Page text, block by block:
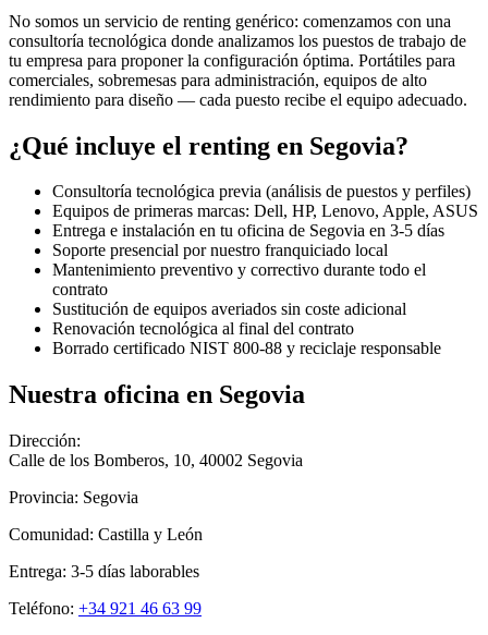
No somos un servicio de renting genérico: comenzamos con una
consultoría tecnológica donde analizamos los puestos de trabajo de
tu empresa para proponer la configuración óptima. Portátiles para
comerciales, sobremesas para administración, equipos de alto
rendimiento para diseño — cada puesto recibe el equipo adecuado.
¿Qué incluye el renting en Segovia?
Consultoría tecnológica previa (análisis de puestos y perfiles)
Equipos de primeras marcas: Dell, HP, Lenovo, Apple, ASUS
Entrega e instalación en tu oficina de Segovia en 3-5 días
Soporte presencial por nuestro franquiciado local
Mantenimiento preventivo y correctivo durante todo el
contrato
Sustitución de equipos averiados sin coste adicional
Renovación tecnológica al final del contrato
Borrado certificado NIST 800-88 y reciclaje responsable
Nuestra oficina en Segovia
Dirección:
Calle de los Bomberos, 10, 40002 Segovia
Provincia: Segovia
Comunidad: Castilla y León
Entrega: 3-5 días laborables
Teléfono: +34 921 46 63 99